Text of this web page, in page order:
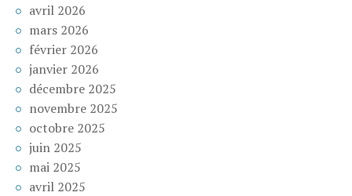
avril 2026
mars 2026
février 2026
janvier 2026
décembre 2025
novembre 2025
octobre 2025
juin 2025
mai 2025
avril 2025